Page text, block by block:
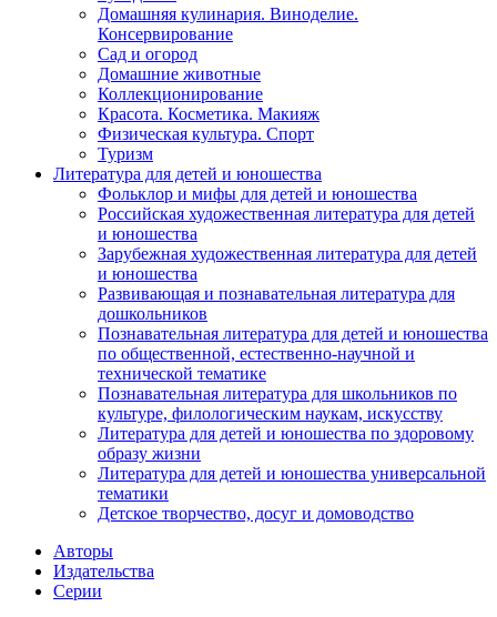
Домашняя кулинария. Виноделие.
Консервирование
Сад и огород
Домашние животные
Коллекционирование
Красота. Косметика. Макияж
Физическая культура. Спорт
Туризм
Литература для детей и юношества
Фольклор и мифы для детей и юношества
Российская художественная литература для детей
и юношества
Зарубежная художественная литература для детей
и юношества
Развивающая и познавательная литература для
дошкольников
Познавательная литература для детей и юношества
по общественной, естественно-научной и
технической тематике
Познавательная литература для школьников по
культуре, филологическим наукам, искусству
Литература для детей и юношества по здоровому
образу жизни
Литература для детей и юношества универсальной
тематики
Детское творчество, досуг и домоводство
Авторы
Издательства
Серии